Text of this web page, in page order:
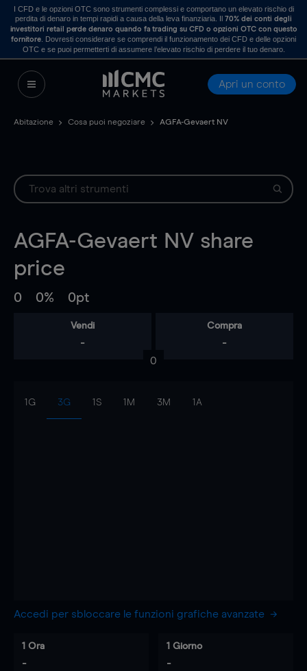
I CFD e le opzioni OTC sono strumenti complessi e comportano un elevato rischio di
perdita di denaro in tempi rapidi a causa della leva finanziaria. Il70% dei conti degli
investitori retail perde denaro quando fa trading su CFD o opzioni OTC con questo
fornitore . Dovresti considerare se comprendi il funzionamento dei CFD e delle opzioni
OTC e se puoi permetterti di assumere l’elevato rischio di perdere il tuo denaro.
Apri un conto
Abitazione Cosa puoi negoziare AGFA-Gevaert NV
AGFA-Gevaert NV share
price
0 0% 0pt
Vendi
-
Compra
-
0
1G 3G 1S 1M 3M 1A
Accedi per sbloccare le funzioni grafiche avanzate
1 Ora
-
1 Giorno
-